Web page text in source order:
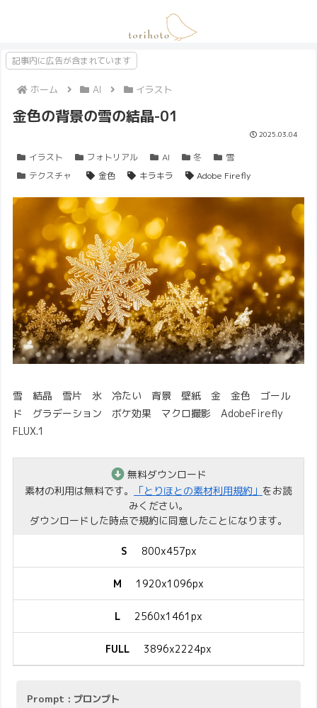
記事内に広告が含まれています
ホーム AI イラスト
金色の背景の雪の結晶-01
2025.03.04
イラスト フォトリアル AI 冬
雪
テクスチャ
金色 キラキラ Adobe Firefly
雪 結晶 雪片 氷 冷たい 背景 壁紙 金 金色 ゴール
ド グラデーション ボケ効果 マクロ撮影 AdobeFirefly
FLUX.1
無料ダウンロード
素材の利用は無料です。
「とりほとの素材利用規約」 をお読
みください。
ダウンロードした時点で規約に同意したことになります。
S 800x457px
M 1920x1096px
L 2560x1461px
FULL 3896x2224px
Prompt : プロンプト